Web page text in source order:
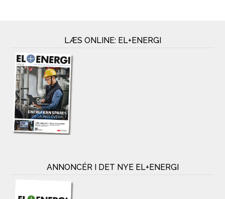
LÆS ONLINE: EL+ENERGI
ANNONCÉR I DET NYE EL+ENERGI